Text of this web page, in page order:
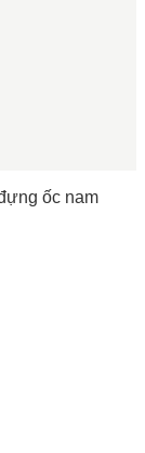
ốc nam